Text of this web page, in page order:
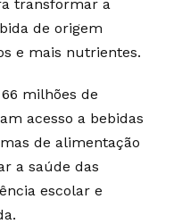
transformar a
de origem
e mais nutrientes.
milhões de
acesso a bebidas
de alimentação
a saúde das
escolar e